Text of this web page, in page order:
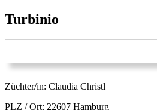
Turbinio
Züchter/in: Claudia Christl
PLZ / Ort: 22607 Hamburg